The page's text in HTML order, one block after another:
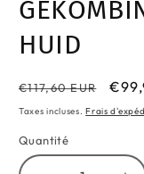
HUID
Prix
habituel
€117,60 EUR
Prix
Taxes incluses.Frais
Quantité